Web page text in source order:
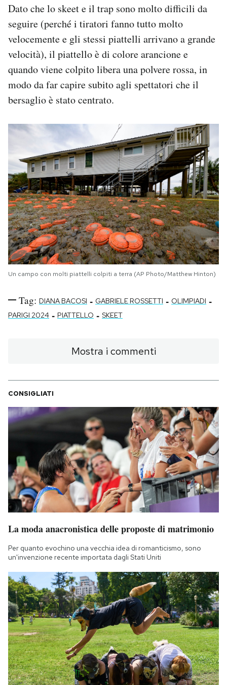
Dato che lo skeet e il trap sono molto difficili da
seguire (perché i tiratori fanno tutto molto
velocemente e gli stessi piattelli arrivano a grande
velocità), il piattello è di colore arancione e
quando viene colpito libera una polvere rossa, in
modo da far capire subito agli spettatori che il
bersaglio è stato centrato.
Un campo con molti piattelli colpiti a terra (AP Photo/Matthew Hinton)
Tag: DIANA BACOSI - GABRIELE ROSSETTI - OLIMPIADI -
PARIGI 2024 - PIATTELLO - SKEET
Mostra i commenti
CONSIGLIATI
La moda anacronistica delle proposte di matrimonio
Per quanto evochino una vecchia idea di romanticismo, sono
un'invenzione recente importata dagli Stati Uniti